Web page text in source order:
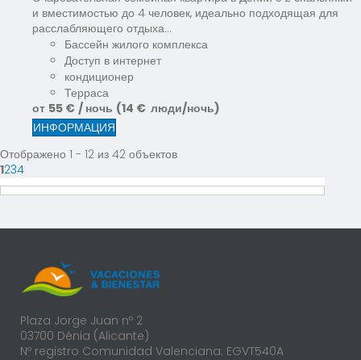
и вместимостью до 4 человек, идеально подходящая для
расслабляющего отдыха...
Бассейн жилого комплекса
Доступ в интернет
кондиционер
Терраса
от 55 € / ночь (14 € люди/ночь)
ИНФОРМАЦИЯ
Отображено 1 - 12 из 42 объектов
1234
Plaza Jorge Juan nº 2
03700 Dénia (Alicante)
Nº registro Comunidad Valenciana: EGVT540A